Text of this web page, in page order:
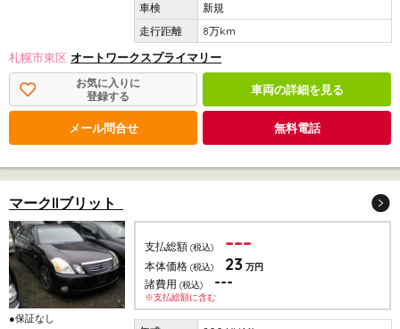
新規
8万km
札幌市東区 オートワークスプライマリー
お気に入りに
登録する
車両の詳細を見る
メール問合せ 無料電話
マークIIブリット
●保証なし
支払総額 (税込) ---
本体価格 (税込) 23 万円
諸費用 (税込) ---
※支払総額に含む